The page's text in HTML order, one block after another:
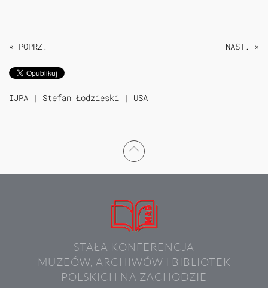
« POPRZ. NAST. »
IJPA | Stefan Łodzieski | USA
STAŁA KONFERENCJA
MUZEÓW, ARCHIWÓW I BIBLIOTEK
POLSKICH NA ZACHODZIE